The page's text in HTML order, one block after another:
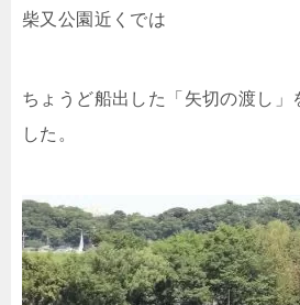
柴又公園近くでは
ちょうど船出した「矢切の渡し」
した。